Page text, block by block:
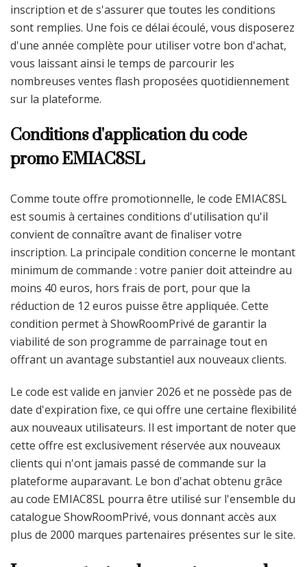
inscription et de s'assurer que toutes les conditions
sont remplies. Une fois ce délai écoulé, vous disposerez
d'une année complète pour utiliser votre bon d'achat,
vous laissant ainsi le temps de parcourir les
nombreuses ventes flash proposées quotidiennement
sur la plateforme.
Conditions d'application du code
promo EMIAC8SL
Comme toute offre promotionnelle, le code EMIAC8SL
est soumis à certaines conditions d'utilisation qu'il
convient de connaître avant de finaliser votre
inscription. La principale condition concerne le montant
minimum de commande : votre panier doit atteindre au
moins 40 euros, hors frais de port, pour que la
réduction de 12 euros puisse être appliquée. Cette
condition permet à ShowRoomPrivé de garantir la
viabilité de son programme de parrainage tout en
offrant un avantage substantiel aux nouveaux clients.
Le code est valide en janvier 2026 et ne possède pas de
date d'expiration fixe, ce qui offre une certaine flexibilité
aux nouveaux utilisateurs. Il est important de noter que
cette offre est exclusivement réservée aux nouveaux
clients qui n'ont jamais passé de commande sur la
plateforme auparavant. Le bon d'achat obtenu grâce
au code EMIAC8SL pourra être utilisé sur l'ensemble du
catalogue ShowRoomPrivé, vous donnant accès aux
plus de 2000 marques partenaires présentes sur le site.